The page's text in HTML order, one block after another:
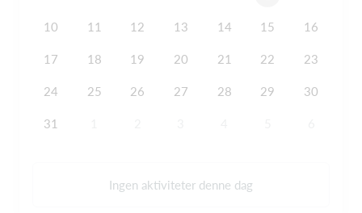
10 11 12 13 14 15 16
17 18 19 20 21 22 23
24 25 26 27 28 29 30
31
Ingen aktiviteter denne dag